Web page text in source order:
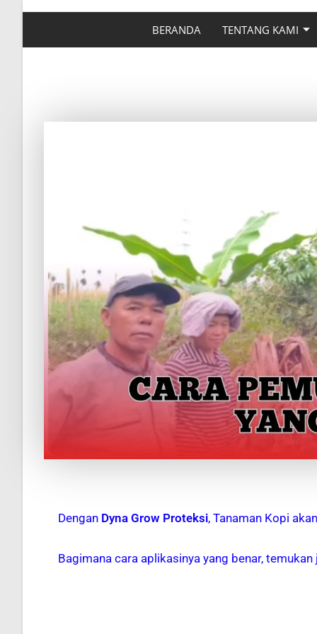
BERANDA TENTANG KAMI
Dengan Dyna Grow Proteksi, Tanaman Kopi
Bagimana cara aplikasinya yang benar,